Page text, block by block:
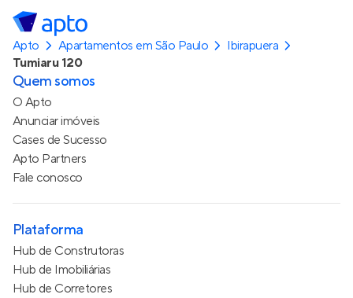
Apto Apartamentos em São Paulo
Ibirapuera
Tumiaru 120
Quem somos
O Apto
Anunciar imóveis
Cases de Sucesso
Apto Partners
Fale conosco
Plataforma
Hub de Construtoras
Hub de Imobiliárias
Hub de Corretores